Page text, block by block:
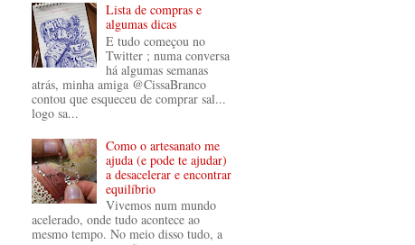
Lista de compras e
algumas dicas
E tudo começou no
Twitter ; numa conversa
há algumas semanas
atrás, minha amiga @CissaBranco
contou que esqueceu de comprar sal...
logo sa...
Como o artesanato me
ajuda (e pode te ajudar)
a desacelerar e encontrar
equilíbrio
Vivemos num mundo
acelerado, onde tudo acontece ao
mesmo tempo. No meio disso tudo, a